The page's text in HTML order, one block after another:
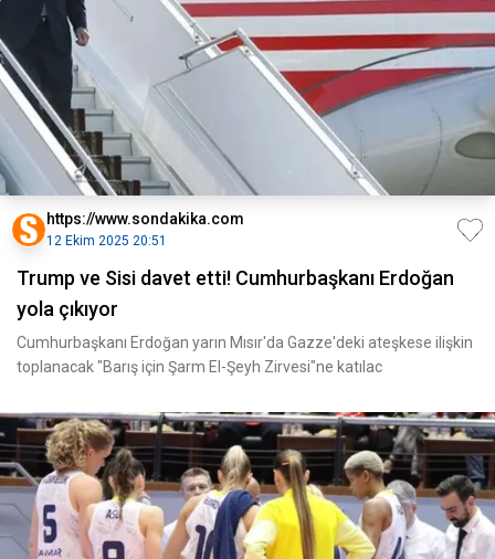
https://www.sondakika.com
12 Ekim 2025 20:51
Trump ve Sisi davet etti! Cumhurbaşkanı Erdoğan
yola çıkıyor
Cumhurbaşkanı Erdoğan yarın Mısır'da Gazze'deki ateşkese ilişkin
toplanacak "Barış için Şarm El-Şeyh Zirvesi"ne katılac